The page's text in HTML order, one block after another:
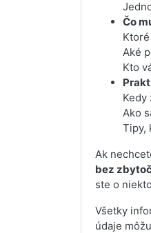
Čo
Aké
Kto
Kedy
Ako
Tipy,
Ak
bez
ste o
Všetky
údaje